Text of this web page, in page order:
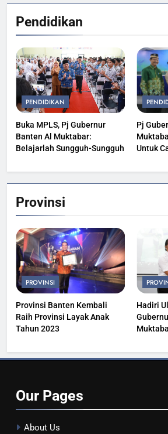
Pendidikan
PENDIDIKAN
Buka MPLS, Pj Gubernur
Banten Al Muktabar:
Belajarlah Sungguh-Sungguh
Pj
Untuk
Provinsi
PROVINSI
Provinsi Banten Kembali
Raih Provinsi Layak Anak
Tahun 2023
Hadiri
Our Pages
About Us